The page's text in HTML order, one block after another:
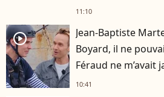
11:10
player2
Jean-Baptiste
Boyard, il ne
Féraud ne m’avait
10:41